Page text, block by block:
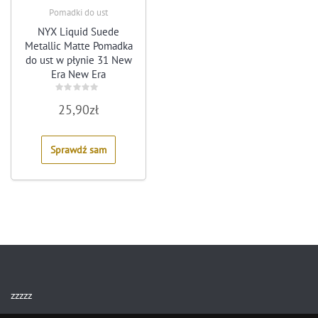
Pomadki do ust
NYX Liquid Suede
Metallic Matte Pomadka
do ust w płynie 31 New
Era New Era
0
5
25,90zł
Sprawdź sam
zzzzz